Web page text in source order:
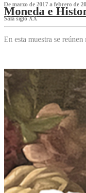
De marzo de 2017 a febrero de
Moneda e
Sala siglo XX
En esta muestra se